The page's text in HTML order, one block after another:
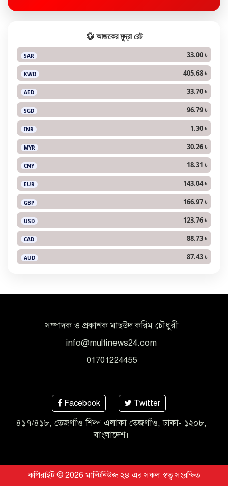
💱 আজকের মুদ্রা রেট
SAR 33.00 ৳
KWD 405.68 ৳
AED 33.70 ৳
SGD 96.79 ৳
INR 1.30 ৳
MYR 30.26 ৳
CNY 18.31 ৳
EUR 143.04 ৳
GBP 166.97 ৳
USD 123.76 ৳
CAD 88.73 ৳
AUD 87.43 ৳
সম্পাদক ও প্রকাশক মাছউদ করিম চৌধুরী
info@multinews24.com
01701224455
Facebook Twitter
৪১৭/৪১৮, তেজগাঁও শিল্প এলাকা তেজগাঁও, ঢাকা- ১২০৮,
বাংলাদেশ।
কপিরাইট © 2026 মাল্টিনিউজ ২৪ এর সকল স্বত্ব সংরক্ষিত